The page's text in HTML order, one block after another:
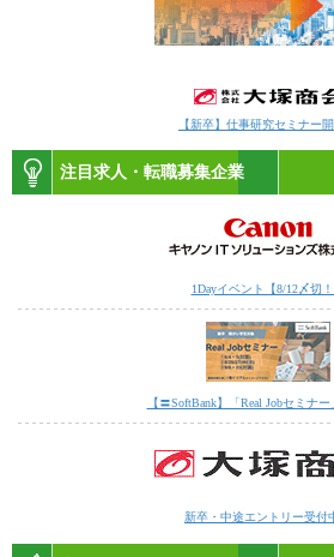
【新卒】仕事研究セミナー開
注目求人・転職募集企業
1Dayイベント【8/12〆切！
【〓SoftBank】「Real Jobセミナー
新卒・中途エントリー受付